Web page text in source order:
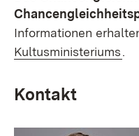
Informationen
Kultusministeriums.
Kontakt